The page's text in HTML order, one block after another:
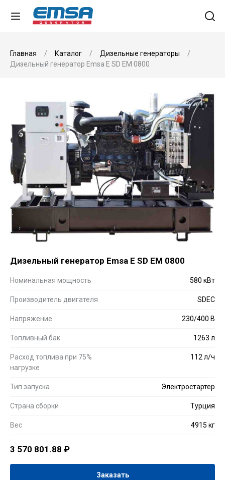
Главная Каталог
Дизельные генераторы
Дизельный генератор Emsa E SD EM 0800
Дизельный генератор Emsa E SD EM 0800
Номинальная мощность 580 кВт
Производитель двигателя SDEC
Напряжение 230/400 В
Топливный бак 1263 л
Расход топлива при 75%
нагрузке
112 л/ч
Тип запуска Электростартер
Страна сборки Турция
Вес 4915 кг
3 570 801.88 ₽
Заказать